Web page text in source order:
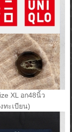
XL อก48นิ้ว
ทะเบียน)